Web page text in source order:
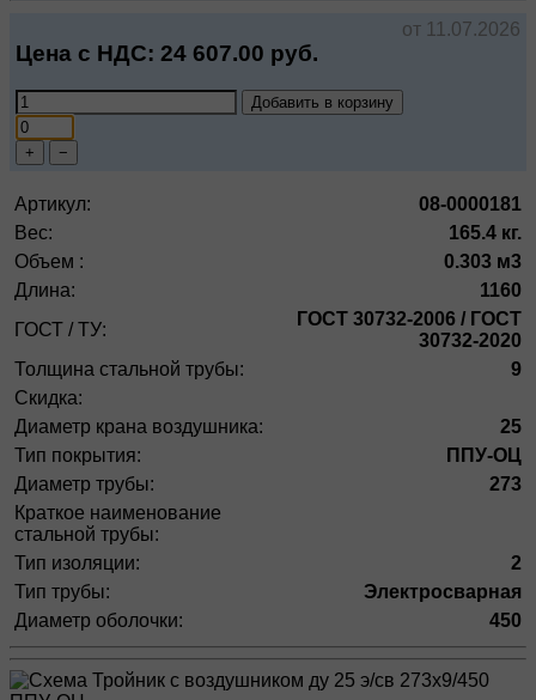
от 11.07.2026
Цена с НДС: 24 607.00 руб.
Добавить в корзину
+ −
Артикул:
08-0000181
Вес:
165.4 кг.
Объем :
0.303 м3
Длина:
1160
ГОСТ / ТУ:
ГОСТ 30732-2006 / ГОСТ
30732-2020
Толщина стальной трубы:
9
Скидка:
Диаметр крана воздушника:
25
Тип покрытия:
ППУ-ОЦ
Диаметр трубы:
273
Краткое наименование
стальной трубы:
Тип изоляции:
2
Тип трубы:
Электросварная
Диаметр оболочки:
450